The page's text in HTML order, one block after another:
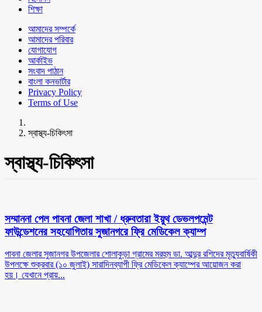
শিক্ষা
আমাদের সম্পর্কে
আমাদের পরিবার
যোগাযোগ
আর্কাইভ
সংবাদ পাঠান
বাংলা কনভার্টার
Privacy Policy
Terms of Use
স্বাস্থ্য-চিকিৎসা
স্বাস্থ্য-চিকিৎসা
সম্মাননা পেল পাবনা জেলা শাখা / ধ্রুবতারা ইয়ুথ ডেভলপমেন্ট
ফাউন্ডেশনের সহযোগিতায় সুজানগরে ফ্রি মেডিকেল ক্যাম্প
পাবনা জেলার সুজানগর উপজেলার শোলাকুড়া গ্রামের মরহুম ডা. আব্দুর রশিদের মৃত্যুবার্ষিকী
উপলক্ষে শুক্রবার (১০ জুলাই) সারাদিনব্যাপী ফ্রি মেডিকেল ক্যাম্পের আয়োজন করা
হয়। যেখানে প্রায়...